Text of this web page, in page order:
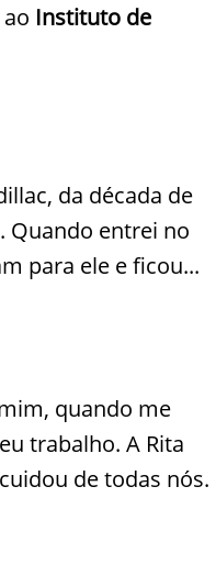
Instituto de
da década de
Quando entrei no
para ele e ficou...
quando me
trabalho. A Rita
de todas nós.